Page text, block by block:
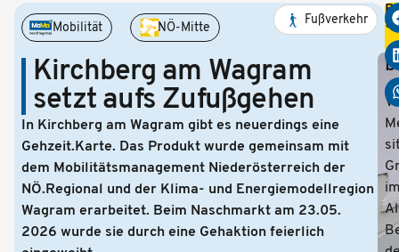
Mobilität NÖ-Mitte Fußverkehr
Kirchberg am Wagram
setzt aufs Zufußgehen
In Kirchberg am Wagram gibt es neuerdings eine
Gehzeit.Karte. Das Produkt wurde gemeinsam mit
dem Mobilitätsmanagement Niederösterreich der
NÖ.Regional und der Klima- und Energiemodellregion
Wagram erarbeitet. Beim Naschmarkt am 23.05.
2026 wurde sie durch eine Gehaktion feierlich